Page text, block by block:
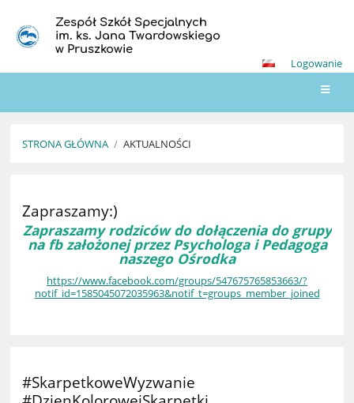
Zespół Szkół Specjalnych
im. ks. Jana Twardowskiego
w Pruszkowie
Logowanie
STRONA GŁÓWNA / AKTUALNOŚCI
Zapraszamy:)
Zapraszamy rodziców do dołączenia do grupy
na fb założonej przez Psychologa i Pedagoga
naszego Ośrodka
https://www.facebook.com/groups/547675765853663/?
notif_id=1585045072035963&notif_t=groups_member_joined
#SkarpetkoweWyzwanie